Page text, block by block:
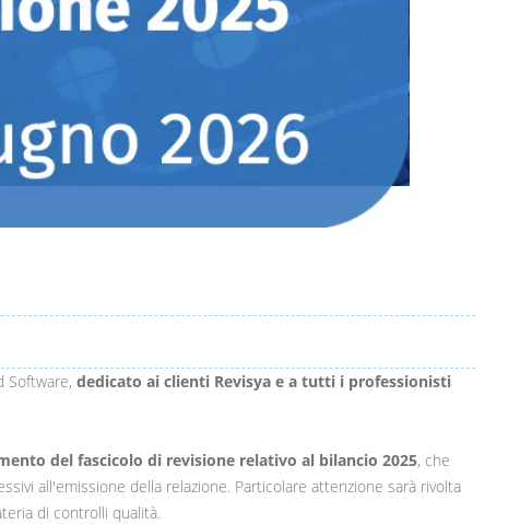
Software, dedicato ai clienti Revisya e a tutti i professionisti
del fascicolo di revisione relativo al bilancio 2025, che
all'emissione della relazione. Particolare attenzione sarà rivolta
di controlli qualità.